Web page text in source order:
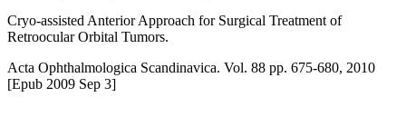
Cryo-assisted Anterior Approach for Surgical Treatment of
Retroocular Orbital Tumors.
Acta Ophthalmologica Scandinavica. Vol. 88 pp. 675-680, 2010
[Epub 2009 Sep 3]